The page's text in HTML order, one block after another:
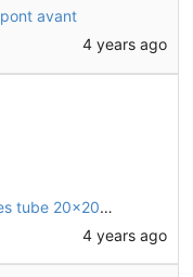
avant
4 years ago
Remplacement des entretoises par des tube 20x20x2mm coupés à la bonne longueur
4 years ago